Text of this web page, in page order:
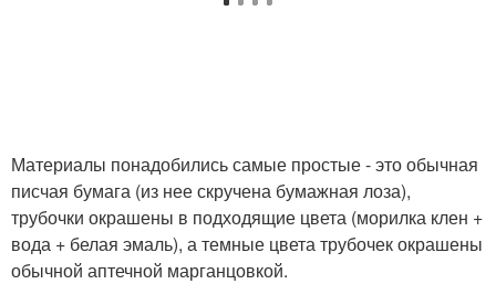
Материалы понадобились самые простые - это обычная
писчая бумага (из нее скручена бумажная лоза),
трубочки окрашены в подходящие цвета (морилка клен +
вода + белая эмаль), а темные цвета трубочек окрашены
обычной аптечной марганцовкой.